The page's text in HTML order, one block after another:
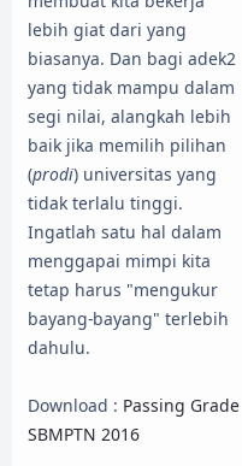
lebih giat dari yang
biasanya. Dan bagi adek2
yang tidak mampu dalam
segi nilai, alangkah lebih
baik jika memilih pilihan
(prodi) universitas yang
tidak terlalu tinggi.
Ingatlah satu hal dalam
menggapai mimpi kita
tetap harus "mengukur
bayang-bayang" terlebih
dahulu.
Download : Passing Grade
SBMPTN 2016